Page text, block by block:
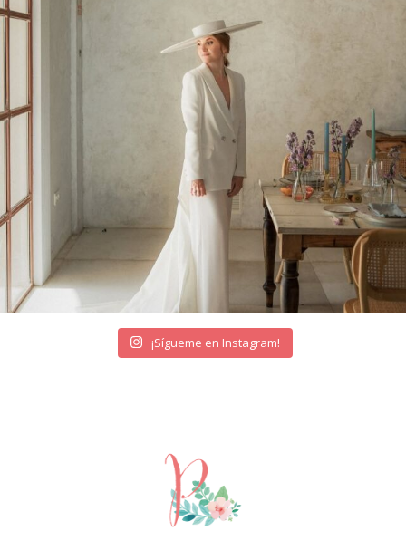
¡Sígueme en Instagram!